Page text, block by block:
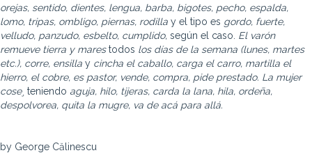
orejas, sentido, dientes, lengua, barba, bigotes, pecho, espalda,
lomo, tripas, ombligo, piernas, rodilla y el tipo es gordo, fuerte,
velludo, panzudo, esbelto, cumplido, según el caso. El varón
remueve tierra y marestodos los días de la semana (lunes, martes
etc.), corre, ensilla y cincha el caballo, carga el carro, martilla el
hierro, el cobre, es pastor, vende, compra, pide prestado. La mujer
cose¸ teniendo aguja, hilo, tijeras, carda la lana, hila, ordeña,
despolvorea, quita la mugre, va de acá para allá.
by George Călinescu